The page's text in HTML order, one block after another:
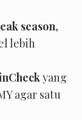
season,
lebih
yang
agar satu